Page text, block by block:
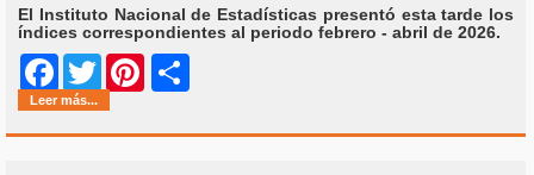
El Instituto Nacional de Estadísticas presentó esta tarde los
índices correspondientes al periodo febrero - abril de 2026.
Facebook
Twitter Pinterest
Leer más...